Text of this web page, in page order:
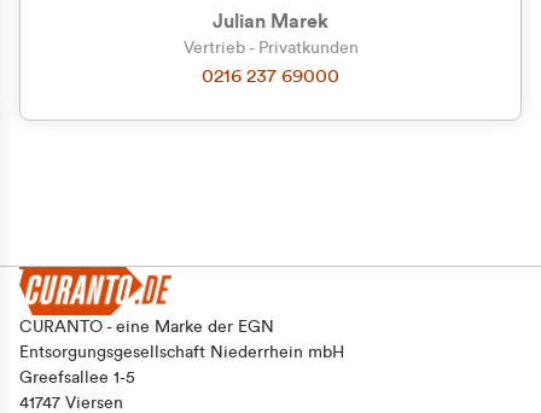
Julian Marek
Vertrieb - Privatkunden
0216 237 69000
CURANTO - eine Marke der EGN
Entsorgungsgesellschaft Niederrhein mbH
Greefsallee 1-5
41747 Viersen